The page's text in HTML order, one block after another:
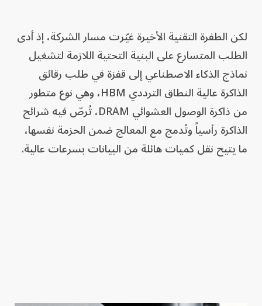
لكن الطفرة التقنية الأخيرة غيّرت مسار الشركة، إذ أدى
الطلب المتسارع على البنية التحتية اللازمة لتشغيل
نماذج الذكاء الاصطناعي إلى قفزة في طلب رقائق
الذاكرة عالية النطاق الترددي HBM، وهي نوع متطور
من ذاكرة الوصول العشوائي DRAM، تُرصّ فيه شرائح
الذاكرة رأسياً وتُدمج مع المعالج ضمن الحزمة نفسها،
ما يتيح نقل كميات هائلة من البيانات بسرعات عالية.